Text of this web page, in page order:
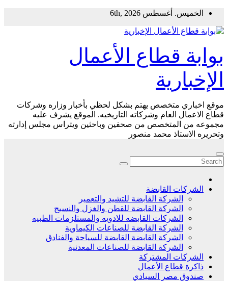
Skip
content
الخميس. أغسطس 6th, 2026
بوابة قطاع الأعمال
الإخبارية
موقع اخباري متخصص يهتم بشكل لحظي بأخبار وزاره وشركات
قطاع الاعمال العام وشركاته التاريخيه. الموقع يشرف عليه
مجموعه من المتخصص من صحفين وباحثين ويتراس مجلس إدارته
وتحريره الاستاذ محمد منصور
الشركات القابضة
الشركة القابضة للتشيد والتعمير
الشركة القابضة للقطن والغزل والنسيج
الشركات القابضه للادويه والمستلزمات الطبيه
الشركة القابضة للصناعات الكيماوية
الشركة القابضة القابضة للسياحة والفنادق
الشركة القابضة للصناعات المعدنية
الشركات المشتركة
ذاكرة قطاع الأعمال
صندوق مصر السيادي